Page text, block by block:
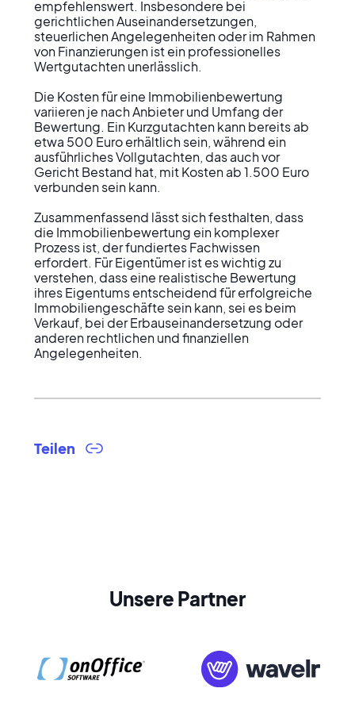
empfehlenswert. Insbesondere bei
gerichtlichen Auseinandersetzungen,
steuerlichen Angelegenheiten oder im Rahmen
von Finanzierungen ist ein professionelles
Wertgutachten unerlässlich.
Die Kosten für eine Immobilienbewertung
variieren je nach Anbieter und Umfang der
Bewertung. Ein Kurzgutachten kann bereits ab
etwa 500 Euro erhältlich sein, während ein
ausführliches Vollgutachten, das auch vor
Gericht Bestand hat, mit Kosten ab 1.500 Euro
verbunden sein kann.
Zusammenfassend lässt sich festhalten, dass
die Immobilienbewertung ein komplexer
Prozess ist, der fundiertes Fachwissen
erfordert. Für Eigentümer ist es wichtig zu
verstehen, dass eine realistische Bewertung
ihres Eigentums entscheidend für erfolgreiche
Immobiliengeschäfte sein kann, sei es beim
Verkauf, bei der Erbauseinandersetzung oder
anderen rechtlichen und finanziellen
Angelegenheiten.
Teilen
Unsere Partner